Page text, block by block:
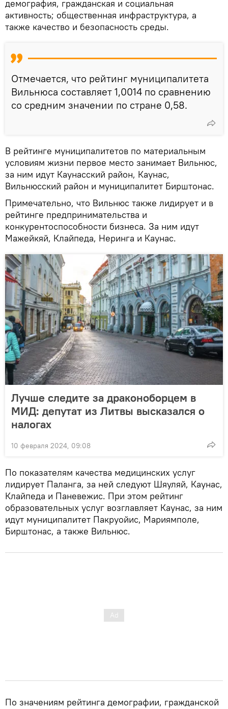
демография, гражданская и социальная
активность; общественная инфраструктура, а
также качество и безопасность среды.
Отмечается, что рейтинг муниципалитета
Вильнюса составляет 1,0014 по сравнению
со средним значении по стране 0,58.
В рейтинге муниципалитетов по материальным
условиям жизни первое место занимает Вильнюс,
за ним идут Каунасский район, Каунас,
Вильнюсский район и муниципалитет Бирштонас.
Примечательно, что Вильнюс также лидирует и в
рейтинге предпринимательства и
конкурентоспособности бизнеса. За ним идут
Мажейкяй, Клайпеда, Неринга и Каунас.
Лучше следите за драконоборцем в
МИД: депутат из Литвы высказался о
налогах
10 февраля 2024, 09:08
По показателям качества медицинских услуг
лидирует Паланга, за ней следуют Шяуляй, Каунас,
Клайпеда и Паневежис. При этом рейтинг
образовательных услуг возглавляет Каунас, за ним
идут муниципалитет Пакруойис, Мариямполе,
Бирштонас, а также Вильнюс.
По значениям рейтинга демографии, гражданской